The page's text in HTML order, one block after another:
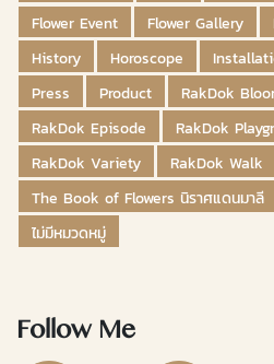
Flower Event
Flower Gallery
History
Horoscope
Press
Product RakDok
RakDok Episode
RakDok
RakDok Variety
RakDok Walk
The Book of Flowers นิราศแดนมาลี
ไม่มีหมวดหมู่
Follow Me